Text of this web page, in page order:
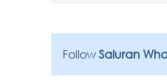
Follow Saluran